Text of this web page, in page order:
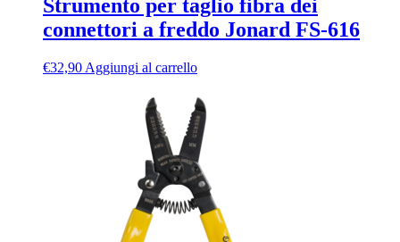
Strumento per taglio fibra dei
connettori a freddo Jonard FS-616
€32,90 Aggiungi al carrello